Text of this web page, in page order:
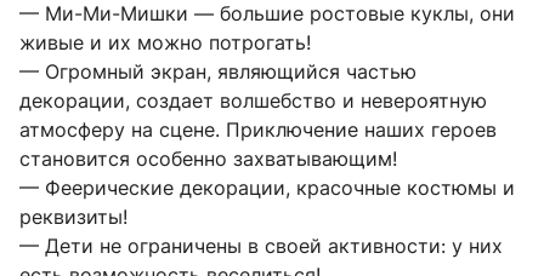
— Ми-Ми-Мишки — большие ростовые куклы, они
живые и их можно потрогать!
— Огромный экран, являющийся частью
декорации, создает волшебство и невероятную
атмосферу на сцене. Приключение наших героев
становится особенно захватывающим!
— Феерические декорации, красочные костюмы и
реквизиты!
— Дети не ограничены в своей активности: у них